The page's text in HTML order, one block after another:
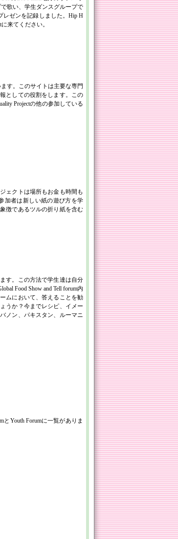
歌い、学生ダンスグループで
レゼンを記録しました。Hip H
来てください。
す。このサイトは主要な専門
としての役割をします。この
Projectの他の参加している
ェクトは場所もお金も時間も
加者は新しい紙の遊び方を学
徴であるツルの折り紙を含む
す。この方法で学生達は自分
Food Show and Tell forum内
ムにおいて、答えることを勧
うか？今までレシピ、イメー
ノン、パキスタン、ルーマニ
Youth Forumに一覧がありま